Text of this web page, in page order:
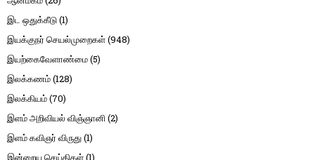
இட ஒதுக்கீடு(1)
இயக்குநர் செயல்முறைகள்(948)
இயற்கைவேளாண்மை(5)
இலக்கணம்(128)
இலக்கியம்(70)
இளம் அறிவியல் விஞ்ஞானி(2)
இளம் கவிஞர் விருது(1)